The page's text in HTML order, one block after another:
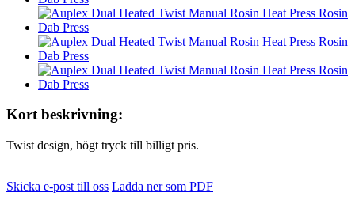
Kort beskrivning:
Twist design, högt tryck till billigt pris.
Skicka e-post till oss Ladda ner som PDF